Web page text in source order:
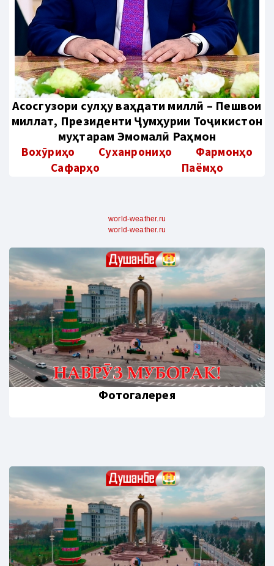
Aсосгузори сулҳу ваҳдати миллӣ – Пешвои
миллат, Президенти Ҷумҳурии Тоҷикистон
муҳтарам Эмомалӣ Раҳмон
Вохӯриҳо Суханрониҳо
Фармонҳо
Сафарҳо
Паёмҳо
world-weather.ru
world-weather.ru
Фотогалерея